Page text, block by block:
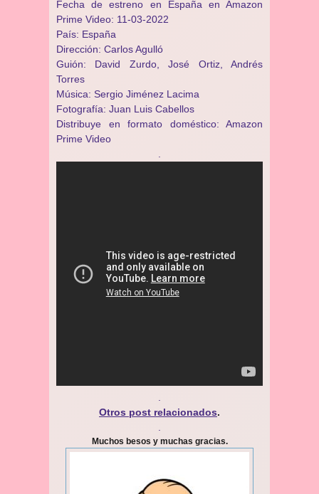
Fecha de estreno en España en Amazon
Prime Video: 11-03-2022
País: España
Dirección: Carlos Agulló
Guión: David Zurdo, José Ortiz, Andrés
Torres
Música: Sergio Jiménez Lacima
Fotografía: Juan Luis Cabellos
Distribuye en formato doméstico: Amazon
Prime Video
Otros post relacionados.
Muchos besos y muchas gracias.